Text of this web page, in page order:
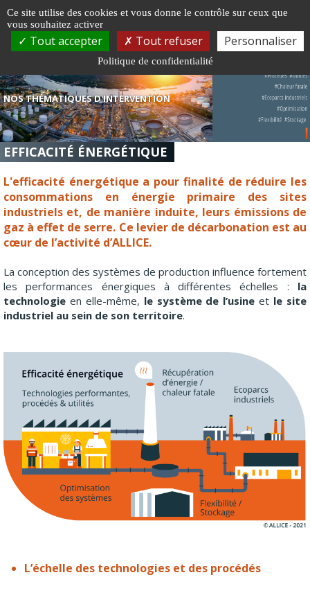
NOS THÉMATIQUES D'INTERVENTION
EFFICACITÉ ÉNERGÉTIQUE
L'efficacité énergétique a pour finalité de réduire les
consommations en énergie primaire des sites
industriels et, de manière induite, leurs émissions de
gaz à effet de serre. Ce levier de décarbonation est au
cœur de l’activité d’ALLICE.
La conception des systèmes de production influence fortement
les performances énergiques à différentes échelles : la
technologie en elle-même, le système de l’usine et le site
industriel au sein de son territoire.
L’échelle des technologies et des procédés
Gestion de vos préférences sur les cookies
Ce site utilise des cookies et vous donne le contrôle sur ceux que
vous souhaitez activer
Tout accepter Tout refuser Personnaliser
Politique de confidentialité